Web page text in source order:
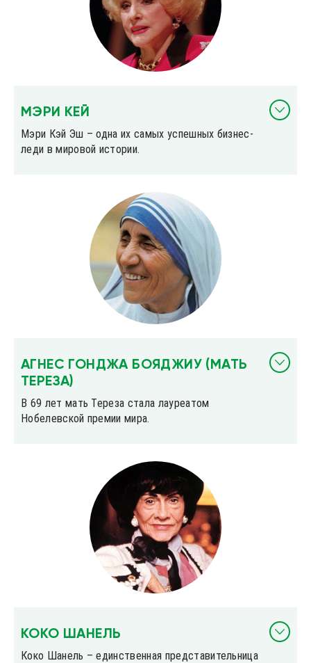
МЭРИ КЕЙ
Мэри Кэй Эш – одна их самых успешных бизнес-
леди в мировой истории.
АГНЕС ГОНДЖА БОЯДЖИУ (МАТЬ
ТЕРЕЗА)
В 69 лет мать Тереза стала лауреатом
Нобелевской премии мира.
КОКО ШАНЕЛЬ
Коко Шанель – единственная представительница